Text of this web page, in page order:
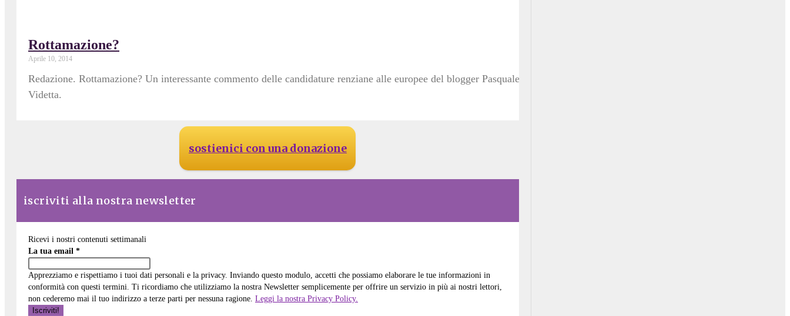
Rottamazione?
Aprile 10, 2014
Redazione. Rottamazione? Un interessante commento delle candidature renziane alle europee del blogger Pasquale
Videtta.
sostienici con una donazione
iscriviti alla nostra newsletter
Ricevi i nostri contenuti settimanali
La tua email *
Apprezziamo e rispettiamo i tuoi dati personali e la privacy. Inviando questo modulo, accetti che possiamo elaborare le tue informazioni in
conformità con questi termini. Ti ricordiamo che utilizziamo la nostra Newsletter semplicemente per offrire un servizio in più ai nostri lettori,
non cederemo mai il tuo indirizzo a terze parti per nessuna ragione. Leggi la nostra Privacy Policy.